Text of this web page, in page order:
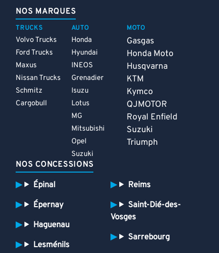
NOS MARQUES
TRUCKS
Volvo Trucks
Ford Trucks
Maxus
Nissan Trucks
Schmitz
Cargobull
AUTO
Honda
Hyundai
INEOS
Grenadier
Isuzu
Lotus
MG
Mitsubishi
Opel
Suzuki
MOTO
Gasgas
Honda Moto
Husqvarna
KTM
Kymco
QJMOTOR
Royal Enfield
Suzuki
Triumph
NOS CONCESSIONS
Épinal
Épernay
Haguenau
Lesménils
Reims
Saint-Dié-des-
Vosges
Sarrebourg